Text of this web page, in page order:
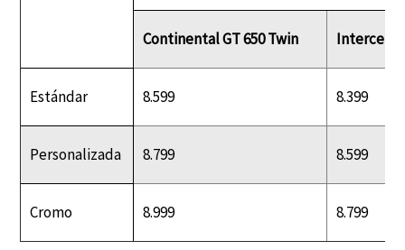
Continental GT 650 Twin
Estándar 8.599 8.399
Personalizada 8.799 8.599
Cromo 8.999 8.799